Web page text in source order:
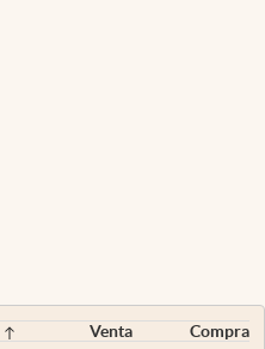
Venta
Compra